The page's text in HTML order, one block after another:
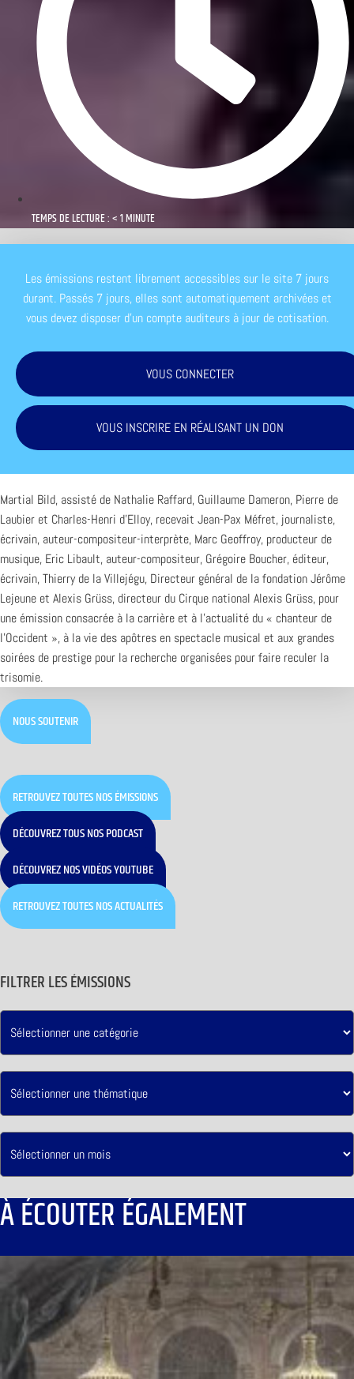
TEMPS DE LECTURE : < 1 MINUTE
Les émissions restent librement accessibles sur le site 7 jours
durant. Passés 7 jours, elles sont automatiquement archivées et
vous devez disposer d'un compte auditeurs à jour de cotisation.
VOUS CONNECTER
VOUS INSCRIRE EN RÉALISANT UN DON
Martial Bild, assisté de Nathalie Raffard, Guillaume Dameron, Pierre de
Laubier et Charles-Henri d’Elloy, recevait Jean-Pax Méfret, journaliste,
écrivain, auteur-compositeur-interprète, Marc Geoffroy, producteur de
musique, Eric Libault, auteur-compositeur, Grégoire Boucher, éditeur,
écrivain, Thierry de la Villejégu, Directeur général de la fondation Jérôme
Lejeune et Alexis Grüss, directeur du Cirque national Alexis Grüss, pour
une émission consacrée à la carrière et à l’actualité du « chanteur de
l’Occident », à la vie des apôtres en spectacle musical et aux grandes
soirées de prestige pour la recherche organisées pour faire reculer la
trisomie.
NOUS SOUTENIR
RETROUVEZ TOUTES NOS ÉMISSIONS
DÉCOUVREZ TOUS NOS PODCAST
DÉCOUVREZ NOS VIDÉOS YOUTUBE
RETROUVEZ TOUTES NOS ACTUALITÉS
FILTRER LES ÉMISSIONS
À ÉCOUTER ÉGALEMENT